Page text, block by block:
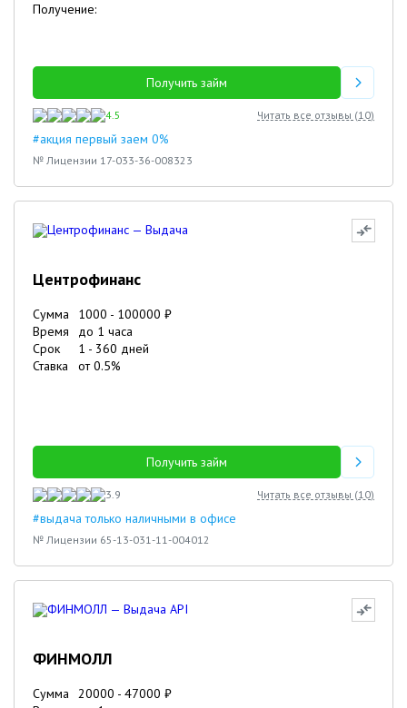
Получение:
Получить займ
4.5 Читать все отзывы (10)
#акция первый заем 0%
№ Лицензии 17-033-36-008323
Центрофинанс
Сумма 1000 - 100000 ₽
Время
до 1 часа
Срок
1 - 360 дней
Ставка
от0.5%
Получить займ
3.9 Читать все отзывы (10)
#выдача только наличными в офисе
№ Лицензии 65-13-031-11-004012
ФИНМОЛЛ
Сумма 20000 - 47000 ₽